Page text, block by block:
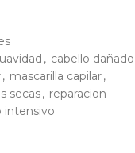
, cabello dañado
, mascarilla capilar,
secas, reparacion
intensivo